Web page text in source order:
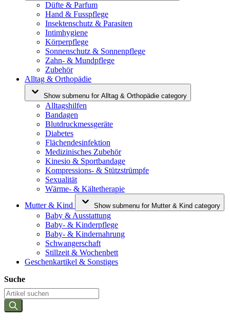
Düfte & Parfum
Hand & Fusspflege
Insektenschutz & Parasiten
Intimhygiene
Körperpflege
Sonnenschutz & Sonnenpflege
Zahn- & Mundpflege
Zubehör
Alltag & Orthopädie
Show submenu for Alltag & Orthopädie category
Alltagshilfen
Bandagen
Blutdruckmessgeräte
Diabetes
Flächendesinfektion
Medizinisches Zubehör
Kinesio & Sportbandage
Kompressions- & Stützstrümpfe
Sexualität
Wärme- & Kältetherapie
Mutter & Kind
Show submenu for Mutter & Kind category
Baby & Ausstattung
Baby- & Kinderpflege
Baby- & Kindernahrung
Schwangerschaft
Stillzeit & Wochenbett
Geschenkartikel & Sonstiges
Suche